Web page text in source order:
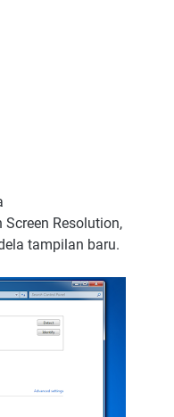
Resolution,
tampilan baru.